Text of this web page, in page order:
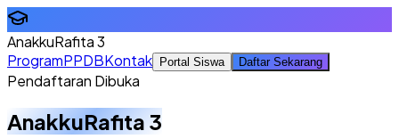
AnakkuRafita 3
ProgramPPDBKontak Portal Siswa Daftar Sekarang
Pendaftaran Dibuka
AnakkuRafita 3